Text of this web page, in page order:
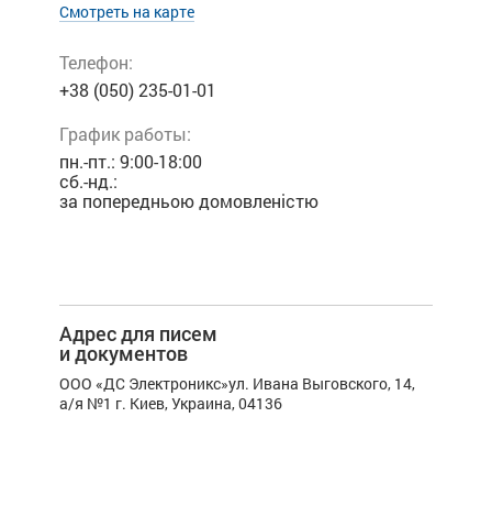
Смотреть на карте
Телефон:
+38 (050) 235-01-01
График работы:
пн.-пт.: 9:00-18:00
сб.-нд.:
за попередньою домовленістю
Адрес для писем
и документов
OOO «ДС Электроникс»ул. Ивана Выговского, 14,
а/я №1 г. Киев, Украина, 04136